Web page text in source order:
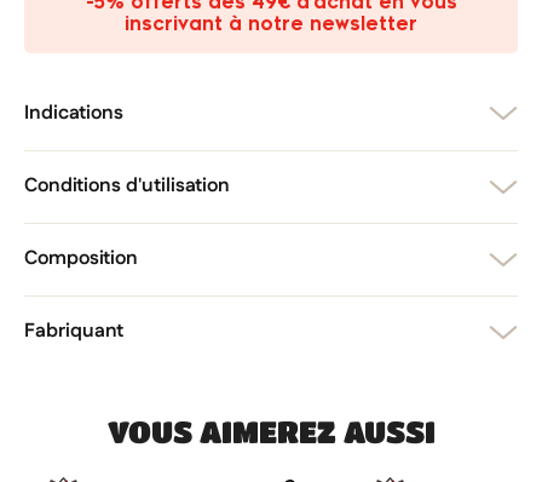
inscrivant à notre newsletter
Indications
Conditions d'utilisation
Composition
Fabriquant
VOUS AIMEREZ AUSSI
Créer une nouvelle liste